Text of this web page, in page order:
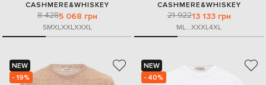
CASHMERE&WHISKEY
8 4285 068 грн
SMXLXXLXXXL
CASHMERE&WHISKEY
21 92213 133 грн
ML...XXXL4XL
NEW
- 19%
NEW
- 40%